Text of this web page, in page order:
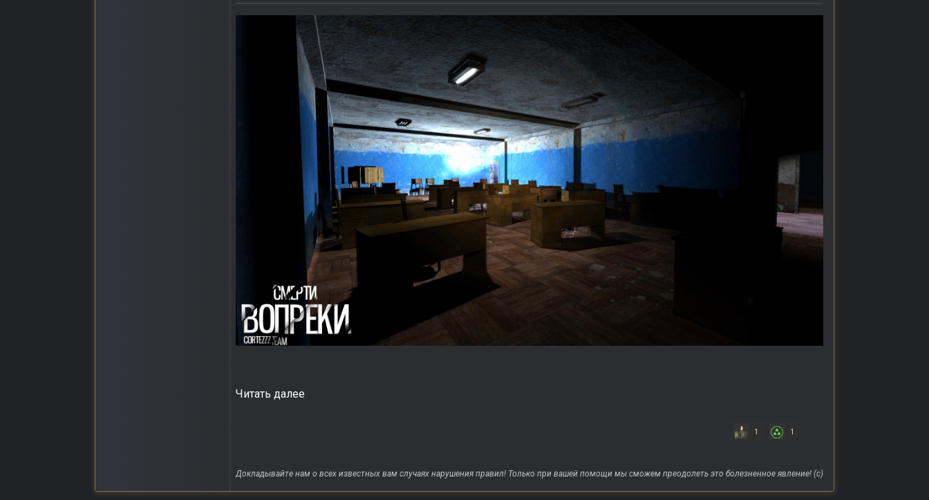
Читать далее
1 1
Докладывайте нам о всех известных вам случаях нарушения правил! Только при вашей помощи мы сможем преодолеть это болезненное явление! (с)